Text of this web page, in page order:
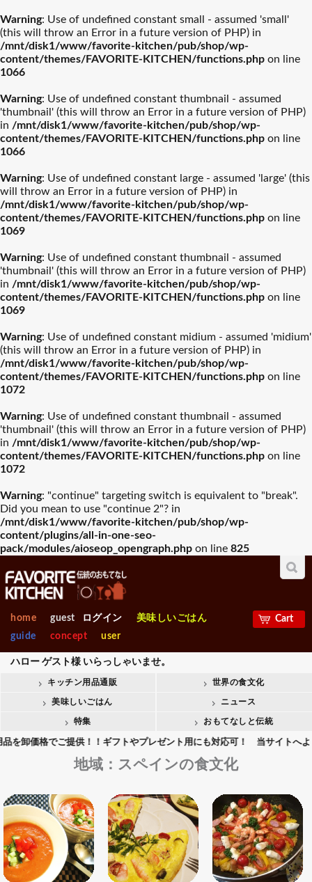
Warning: Use of undefined constant small - assumed 'small'
(this will throw an Error in a future version of PHP) in
/mnt/disk1/www/favorite-kitchen/pub/shop/wp-
content/themes/FAVORITE-KITCHEN/functions.php on line
1066
Warning: Use of undefined constant thumbnail - assumed
'thumbnail' (this will throw an Error in a future version of PHP)
in /mnt/disk1/www/favorite-kitchen/pub/shop/wp-
content/themes/FAVORITE-KITCHEN/functions.php on line
1066
Warning: Use of undefined constant large - assumed 'large' (this
will throw an Error in a future version of PHP) in
/mnt/disk1/www/favorite-kitchen/pub/shop/wp-
content/themes/FAVORITE-KITCHEN/functions.php on line
1069
Warning: Use of undefined constant thumbnail - assumed
'thumbnail' (this will throw an Error in a future version of PHP)
in /mnt/disk1/www/favorite-kitchen/pub/shop/wp-
content/themes/FAVORITE-KITCHEN/functions.php on line
1069
Warning: Use of undefined constant midium - assumed 'midium'
(this will throw an Error in a future version of PHP) in
/mnt/disk1/www/favorite-kitchen/pub/shop/wp-
content/themes/FAVORITE-KITCHEN/functions.php on line
1072
Warning: Use of undefined constant thumbnail - assumed
'thumbnail' (this will throw an Error in a future version of PHP)
in /mnt/disk1/www/favorite-kitchen/pub/shop/wp-
content/themes/FAVORITE-KITCHEN/functions.php on line
1072
Warning: "continue" targeting switch is equivalent to "break".
Did you mean to use "continue 2"? in
/mnt/disk1/www/favorite-kitchen/pub/shop/wp-
content/plugins/all-in-one-seo-
pack/modules/aioseop_opengraph.php on line 825
home guest ログイン
美味しいごはん
guide
concept user
ハロー ゲスト様いらっしゃいませ。
Cart
キッチン用品通販 世界の食文化
美味しいごはん ニュース
特集 おもてなしと伝統
を卸価格でご提供！！ギフトやプレゼント用にも対応可！ 当サイトへ
地域：スペインの食文化